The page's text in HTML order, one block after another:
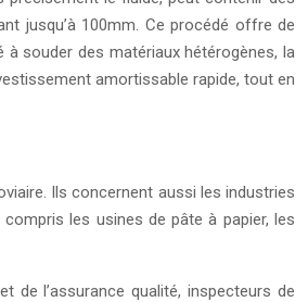
jusqu’à 100mm. Ce procédé offre de
souder des matériaux hétérogènes, la
amortissable rapide, tout en
Ils concernent aussi les industries
les usines de pâte à papier, les
de l’assurance qualité, inspecteurs de